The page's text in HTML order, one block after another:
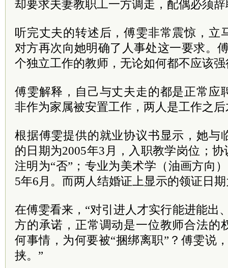
却要求夫妻教职工一方调走，配偶必须
听完丈夫的转述后，傅雯非常震惊，立
对方再次向她明确了人事处这一要求。
个独立工作的教师，无论如何都不应该
傅雯解释，自己与丈夫走的都是正常应
非作为家属被安置工作，两人是工作之
根据傅雯提供的就业协议书显示，她与
的日期为2005年3月，入职教学岗位；
注明为“否”；专业为美术学（油画方向
5年6月。而两人结婚证上显示的领证日
在傅雯看来，“对引进人才实行能进能出
方的承诺，正常调动是一位教师合法的
何事情，为何要被“捆绑离职”？傅雯说
挟。”